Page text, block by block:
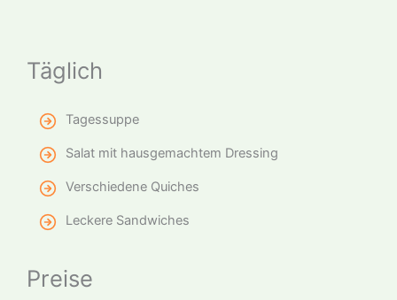
Täglich
Tagessuppe
Salat mit hausgemachtem Dressing
Verschiedene Quiches
Leckere Sandwiches
Preise